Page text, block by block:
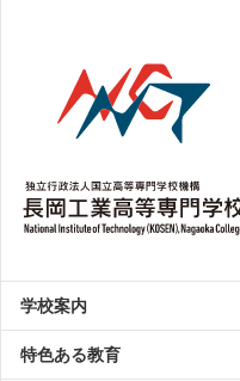
学校案内
特色ある教育